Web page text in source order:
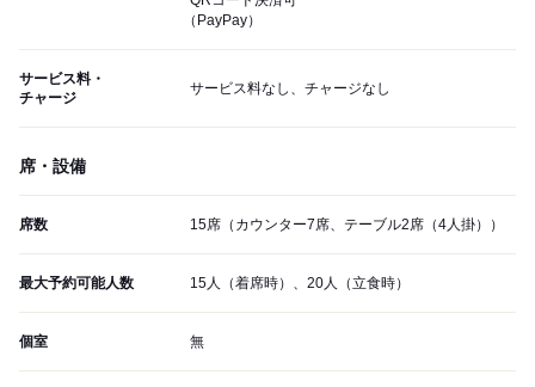
（PayPay）
サービス料・
チャージ
サービス料なし、チャージなし
席・設備
席数 15席（カウンター7席、テーブル2席（4人掛））
最大予約可能人数 15人（着席時）、20人（立食時）
個室 無